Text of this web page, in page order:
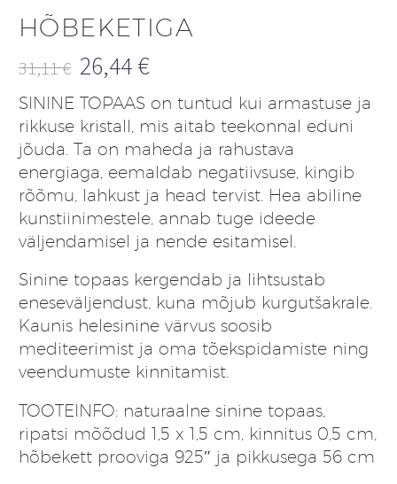
HÕBEKETIGA
31,11€
Algne
hind
oli:
31,11 €.
26,44€
Praegune
hind
on:
26,44 €.
SININE TOPAAS on tuntud kui armastuse ja
rikkuse kristall, mis aitab teekonnal eduni
jõuda. Ta on maheda ja rahustava
energiaga, eemaldab negatiivsuse, kingib
rõõmu, lahkust ja head tervist. Hea abiline
kunstiinimestele, annab tuge ideede
väljendamisel ja nende esitamisel.
Sinine topaas kergendab ja lihtsustab
eneseväljendust, kuna mõjub kurgutšakrale.
Kaunis helesinine värvus soosib
mediteerimist ja oma tõekspidamiste ning
veendumuste kinnitamist.
TOOTEINFO: naturaalne sinine topaas,
ripatsi mõõdud 1,5 x 1,5 cm, kinnitus 0,5 cm,
hõbekett prooviga 925″ ja pikkusega 56 cm